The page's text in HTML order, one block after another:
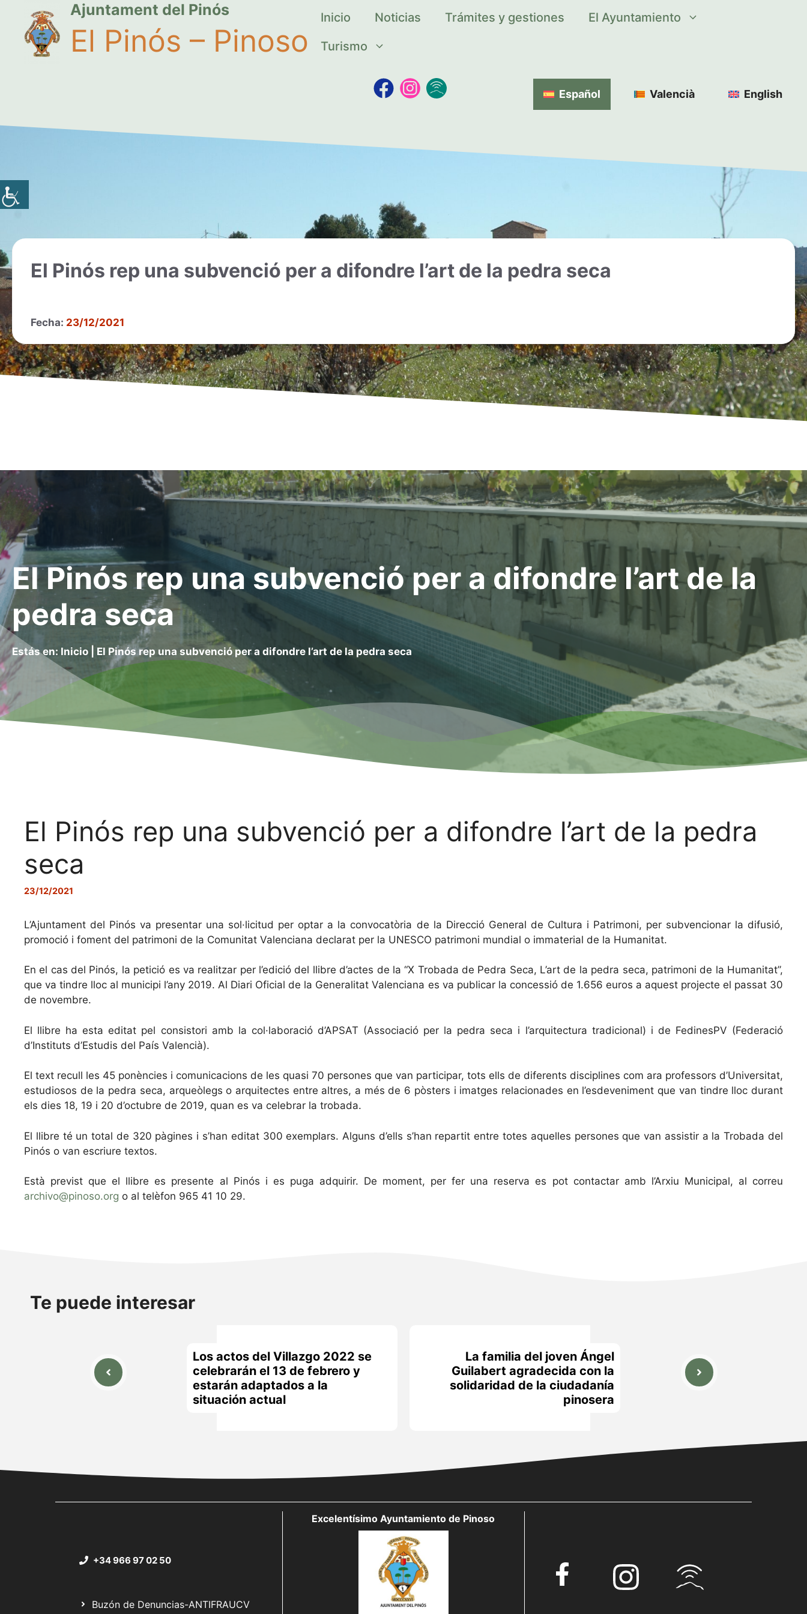
Ajuntament del Pinós
El Pinós – Pinoso
Inicio Noticias Trámites y gestiones
El Ayuntamiento
Turismo
Español Valencià English
El Pinós rep una subvenció per a difondre l’art de la pedra seca
Fecha: 23/12/2021
El Pinós rep una subvenció per a difondre l’art de la
pedra seca
Estás en: Inicio El Pinós rep una subvenció per a difondre l’art de la pedra seca
El Pinós rep una subvenció per a difondre l’art de la pedra
seca
23/12/2021
L’Ajuntament del Pinós va presentar una sol·licitud per optar a la convocatòria de la Direcció General de Cultura i Patrimoni, per subvencionar la difusió,
promoció i foment del patrimoni de la Comunitat Valenciana declarat per la UNESCO patrimoni mundial o immaterial de la Humanitat.
En el cas del Pinós, la petició es va realitzar per l’edició del llibre d’actes de la “X Trobada de Pedra Seca, L’art de la pedra seca, patrimoni de la Humanitat”,
que va tindre lloc al municipi l’any 2019. Al Diari Oficial de la Generalitat Valenciana es va publicar la concessió de 1.656 euros a aquest projecte el passat 30
de novembre.
El llibre ha esta editat pel consistori amb la col·laboració d’APSAT (Associació per la pedra seca i l’arquitectura tradicional) i de FedinesPV (Federació
d’Instituts d’Estudis del País Valencià).
El text recull les 45 ponències i comunicacions de les quasi 70 persones que van participar, tots ells de diferents disciplines com ara professors d’Universitat,
estudiosos de la pedra seca, arqueòlegs o arquitectes entre altres, a més de 6 pòsters i imatges relacionades en l’esdeveniment que van tindre lloc durant
els dies 18, 19 i 20 d’octubre de 2019, quan es va celebrar la trobada.
El llibre té un total de 320 pàgines i s’han editat 300 exemplars. Alguns d’ells s’han repartit entre totes aquelles persones que van assistir a la Trobada del
Pinós o van escriure textos.
Està previst que el llibre es presente al Pinós i es puga adquirir. De moment, per fer una reserva es pot contactar amb l’Arxiu Municipal, al correu
archivo@pinoso.org o al telèfon 965 41 10 29.
Te puede interesar
Los actos del Villazgo 2022 se
celebrarán el 13 de febrero y
estarán adaptados a la
situación actual
La familia del joven Ángel
Guilabert agradecida con la
solidaridad de la ciudadanía
pinosera
+34 966 97 02 50
Buzón de Denuncias-ANTIFRAUCV
Excelentísimo Ayuntamiento de Pinoso